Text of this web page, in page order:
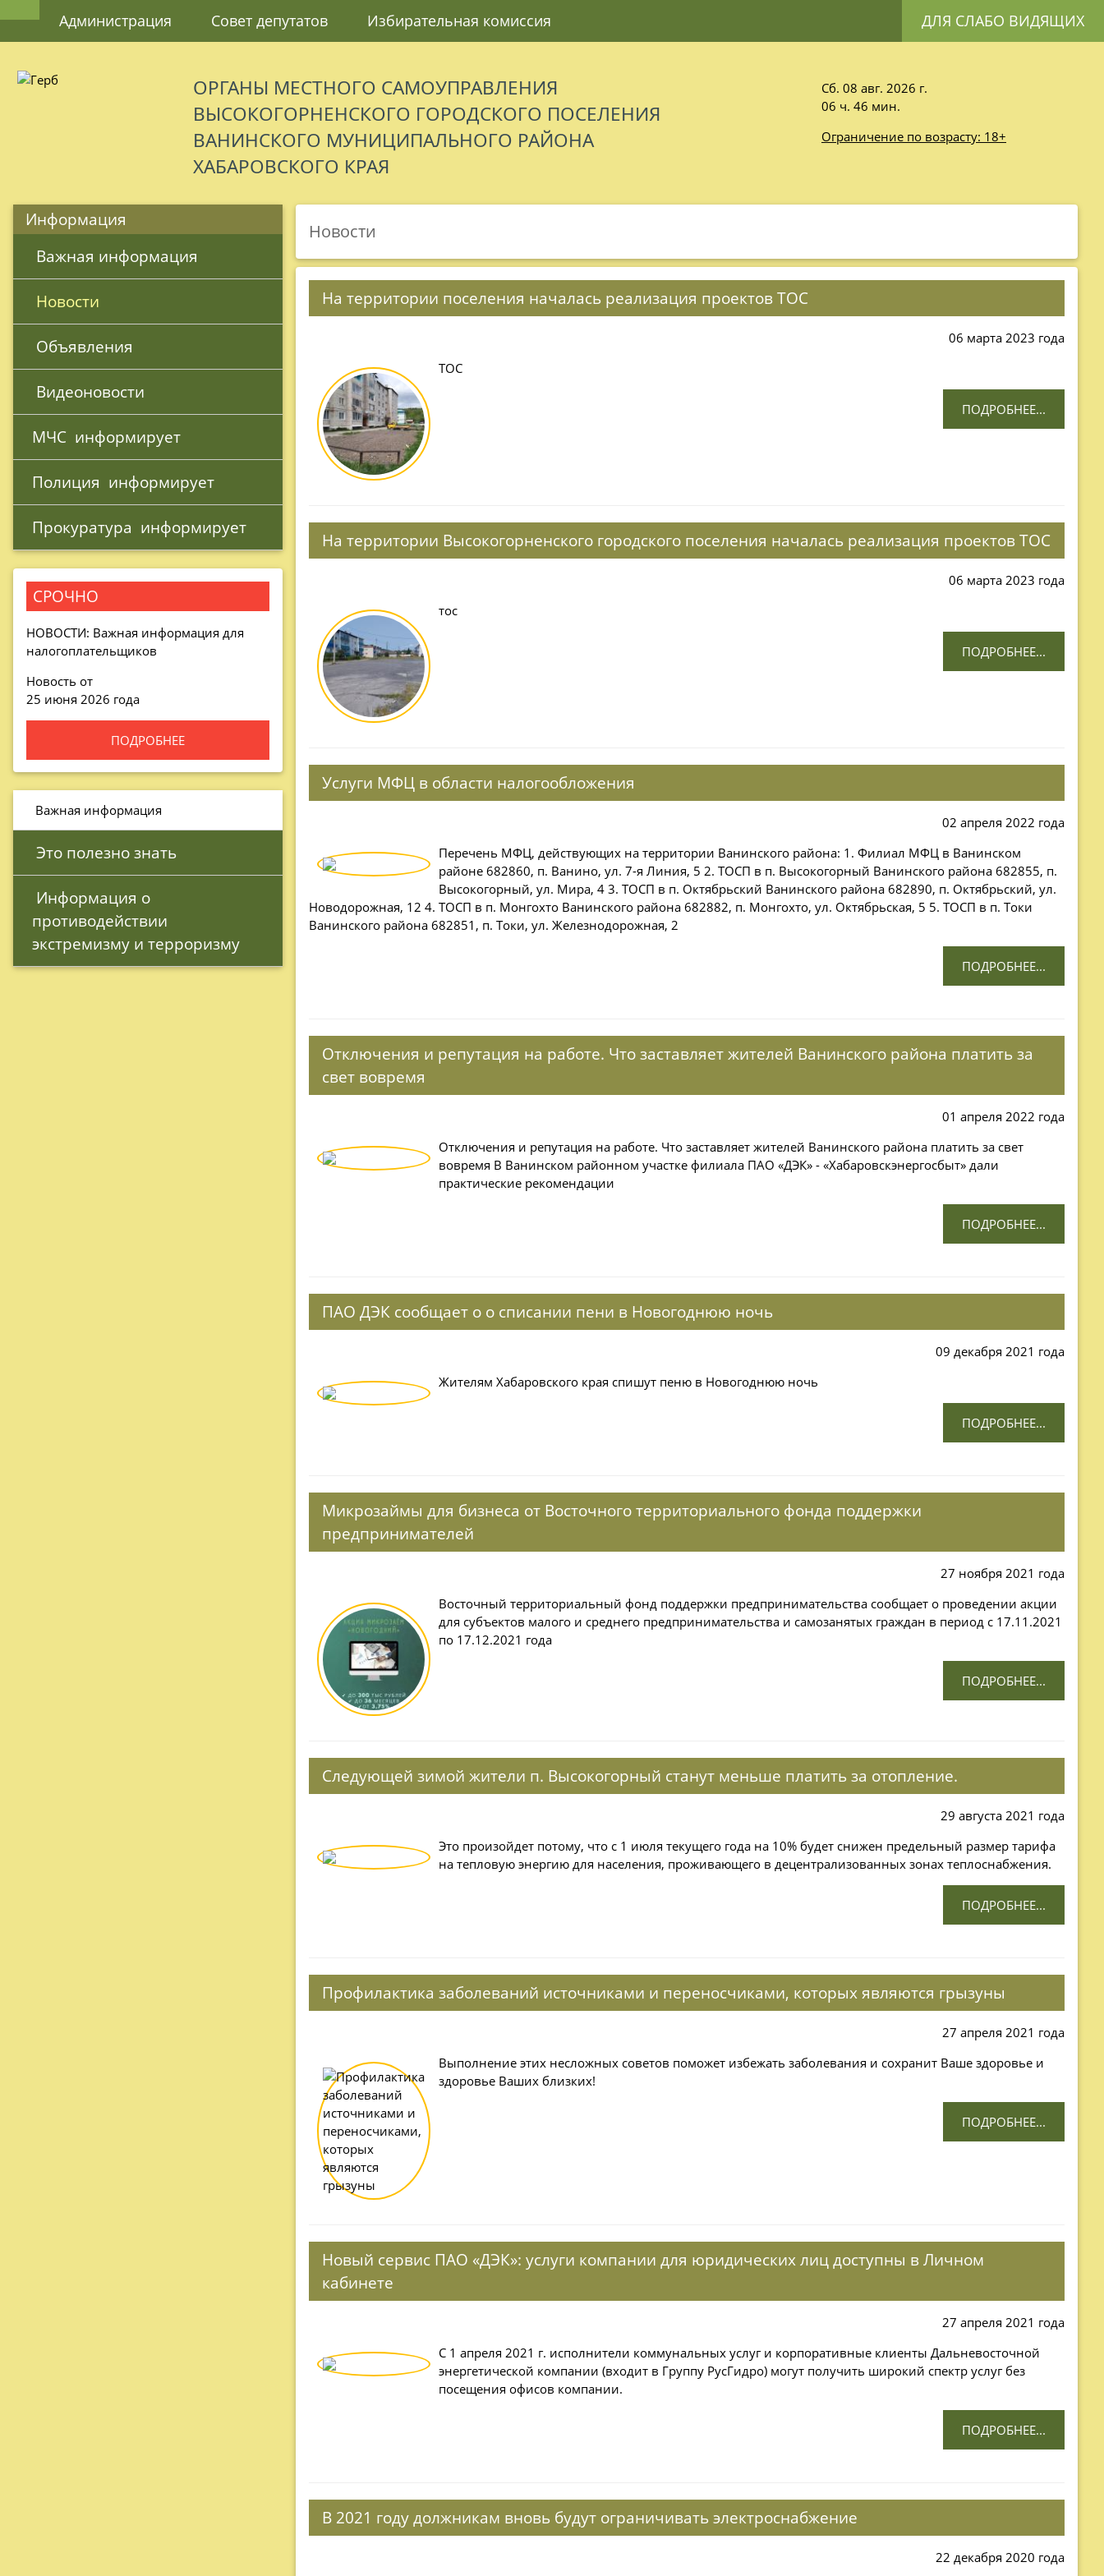
Администрация Совет депутатов Избирательная комиссия ДЛЯ СЛАБО ВИДЯЩИХ
ОРГАНЫ МЕСТНОГО САМОУПРАВЛЕНИЯ
ВЫСОКОГОРНЕНСКОГО ГОРОДСКОГО ПОСЕЛЕНИЯ
ВАНИНСКОГО МУНИЦИПАЛЬНОГО РАЙОНА
ХАБАРОВСКОГО КРАЯ
Сб. 08 авг. 2026 г.
06 ч. 46 мин.
Ограничение по возрасту: 18+
Информация
Важная информация
Новости
Объявления
Видеоновости
МЧС информирует
Полиция информирует
Прокуратура информирует
СРОЧНО
НОВОСТИ: Важная информация для
налогоплательщиков
Новость от
25 июня 2026 года
ПОДРОБНЕЕ
Важная информация
Это полезно знать
противодействии
экстремизму и терроризму
Новости
На территории поселения началась реализация проектов ТОС
06 марта 2023 года
ТОС
ПОДРОБНЕЕ...
На территории Высокогорненского городского поселения началась реализация проектов ТОС
06 марта 2023 года
тос
ПОДРОБНЕЕ...
Услуги МФЦ в области налогообложения
02 апреля 2022 года
Перечень МФЦ, действующих на территории Ванинского района: 1. Филиал МФЦ в Ванинском
районе 682860, п. Ванино, ул. 7-я Линия, 5 2. ТОСП в п. Высокогорный Ванинского района 682855, п.
Высокогорный, ул. Мира, 4 3. ТОСП в п. Октябрьский Ванинского района 682890, п. Октябрьский, ул.
Новодорожная, 12 4. ТОСП в п. Монгохто Ванинского района 682882, п. Монгохто, ул. Октябрьская, 5 5. ТОСП в п. Токи
Ванинского района 682851, п. Токи, ул. Железнодорожная, 2
ПОДРОБНЕЕ...
Отключения и репутация на работе. Что заставляет жителей Ванинского района платить за
свет вовремя
01 апреля 2022 года
Отключения и репутация на работе. Что заставляет жителей Ванинского района платить за свет
вовремя В Ванинском районном участке филиала ПАО «ДЭК» - «Хабаровскэнергосбыт» дали
практические рекомендации
ПОДРОБНЕЕ...
ПАО ДЭК сообщает о о списании пени в Новогоднюю ночь
09 декабря 2021 года
Жителям Хабаровского края спишут пеню в Новогоднюю ночь
ПОДРОБНЕЕ...
Микрозаймы для бизнеса от Восточного территориального фонда поддержки
предпринимателей
27 ноября 2021 года
Восточный территориальный фонд поддержки предпринимательства сообщает о проведении акции
для субъектов малого и среднего предпринимательства и самозанятых граждан в период с 17.11.2021
по 17.12.2021 года
ПОДРОБНЕЕ...
Следующей зимой жители п. Высокогорный станут меньше платить за отопление.
29 августа 2021 года
Это произойдет потому, что с 1 июля текущего года на 10% будет снижен предельный размер тарифа
на тепловую энергию для населения, проживающего в децентрализованных зонах теплоснабжения.
ПОДРОБНЕЕ...
Профилактика заболеваний источниками и переносчиками, которых являются грызуны
27 апреля 2021 года
Выполнение этих несложных советов поможет избежать заболевания и сохранит Ваше здоровье и
здоровье Ваших близких!
ПОДРОБНЕЕ...
Новый сервис ПАО «ДЭК»: услуги компании для юридических лиц доступны в Личном
кабинете
27 апреля 2021 года
С 1 апреля 2021 г. исполнители коммунальных услуг и корпоративные клиенты Дальневосточной
энергетической компании (входит в Группу РусГидро) могут получить широкий спектр услуг без
посещения офисов компании.
ПОДРОБНЕЕ...
В 2021 году должникам вновь будут ограничивать электроснабжение
22 декабря 2020 года